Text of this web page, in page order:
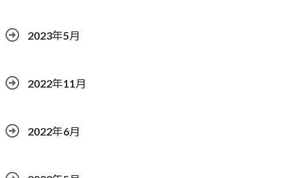
2023年5月
2022年11月
2022年6月